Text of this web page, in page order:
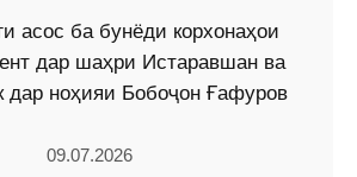
асос ба бунёди корхонаҳои
дар шаҳри Истаравшан ва
дар ноҳияи Бобоҷон Ғафуров
09.07.2026